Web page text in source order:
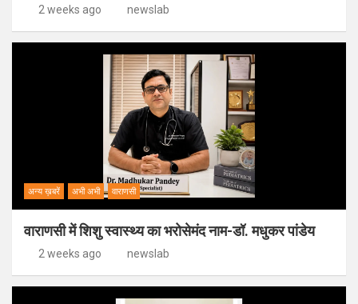
2 weeks ago newslab
अन्य ख़बरें अभी अभी वाराणसी
वाराणसी में शिशु स्वास्थ्य का भरोसेमंद नाम-डॉ. मधुकर पांडेय
2 weeks ago newslab